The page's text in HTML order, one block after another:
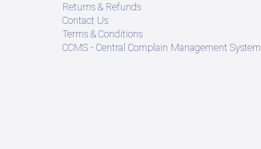
Returns & Refunds
Contact Us
Terms & Conditions
CCMS - Central Complain Management System